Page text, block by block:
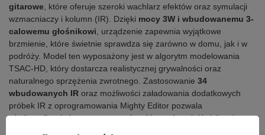
gitarowe, które oferuje szeroki wachlarz efektów oraz symulacji
wzmacniaczy i kolumn (IR). Dzięki mocy 3W i wbudowanemu 3-
calowemu głośnikowi, urządzenie zapewnia wyjątkowe
brzmienie, które świetnie sprawdza się zarówno w domu, jak i w
podróży. Model ten wyposażony jest w algorytm modelowania
TSAC-HD, który dostarcza realistycznej grywalności oraz
naturalnego sprzężenia zwrotnego. Zastosowanie 34
wbudowanych IR oraz możliwości załadowania dodatkowych
próbek IR z oprogramowania Mighty Editor pozwala
użytkownikowi eksperymentować z różnorodnymi dźwiękami.